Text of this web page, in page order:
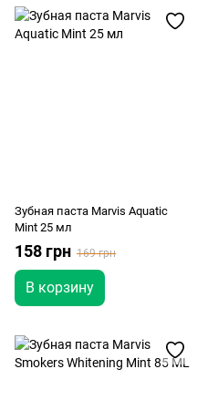
Зубная паста Marvis Aquatic
Mint 25 мл
158 грн 169 грн
В корзину